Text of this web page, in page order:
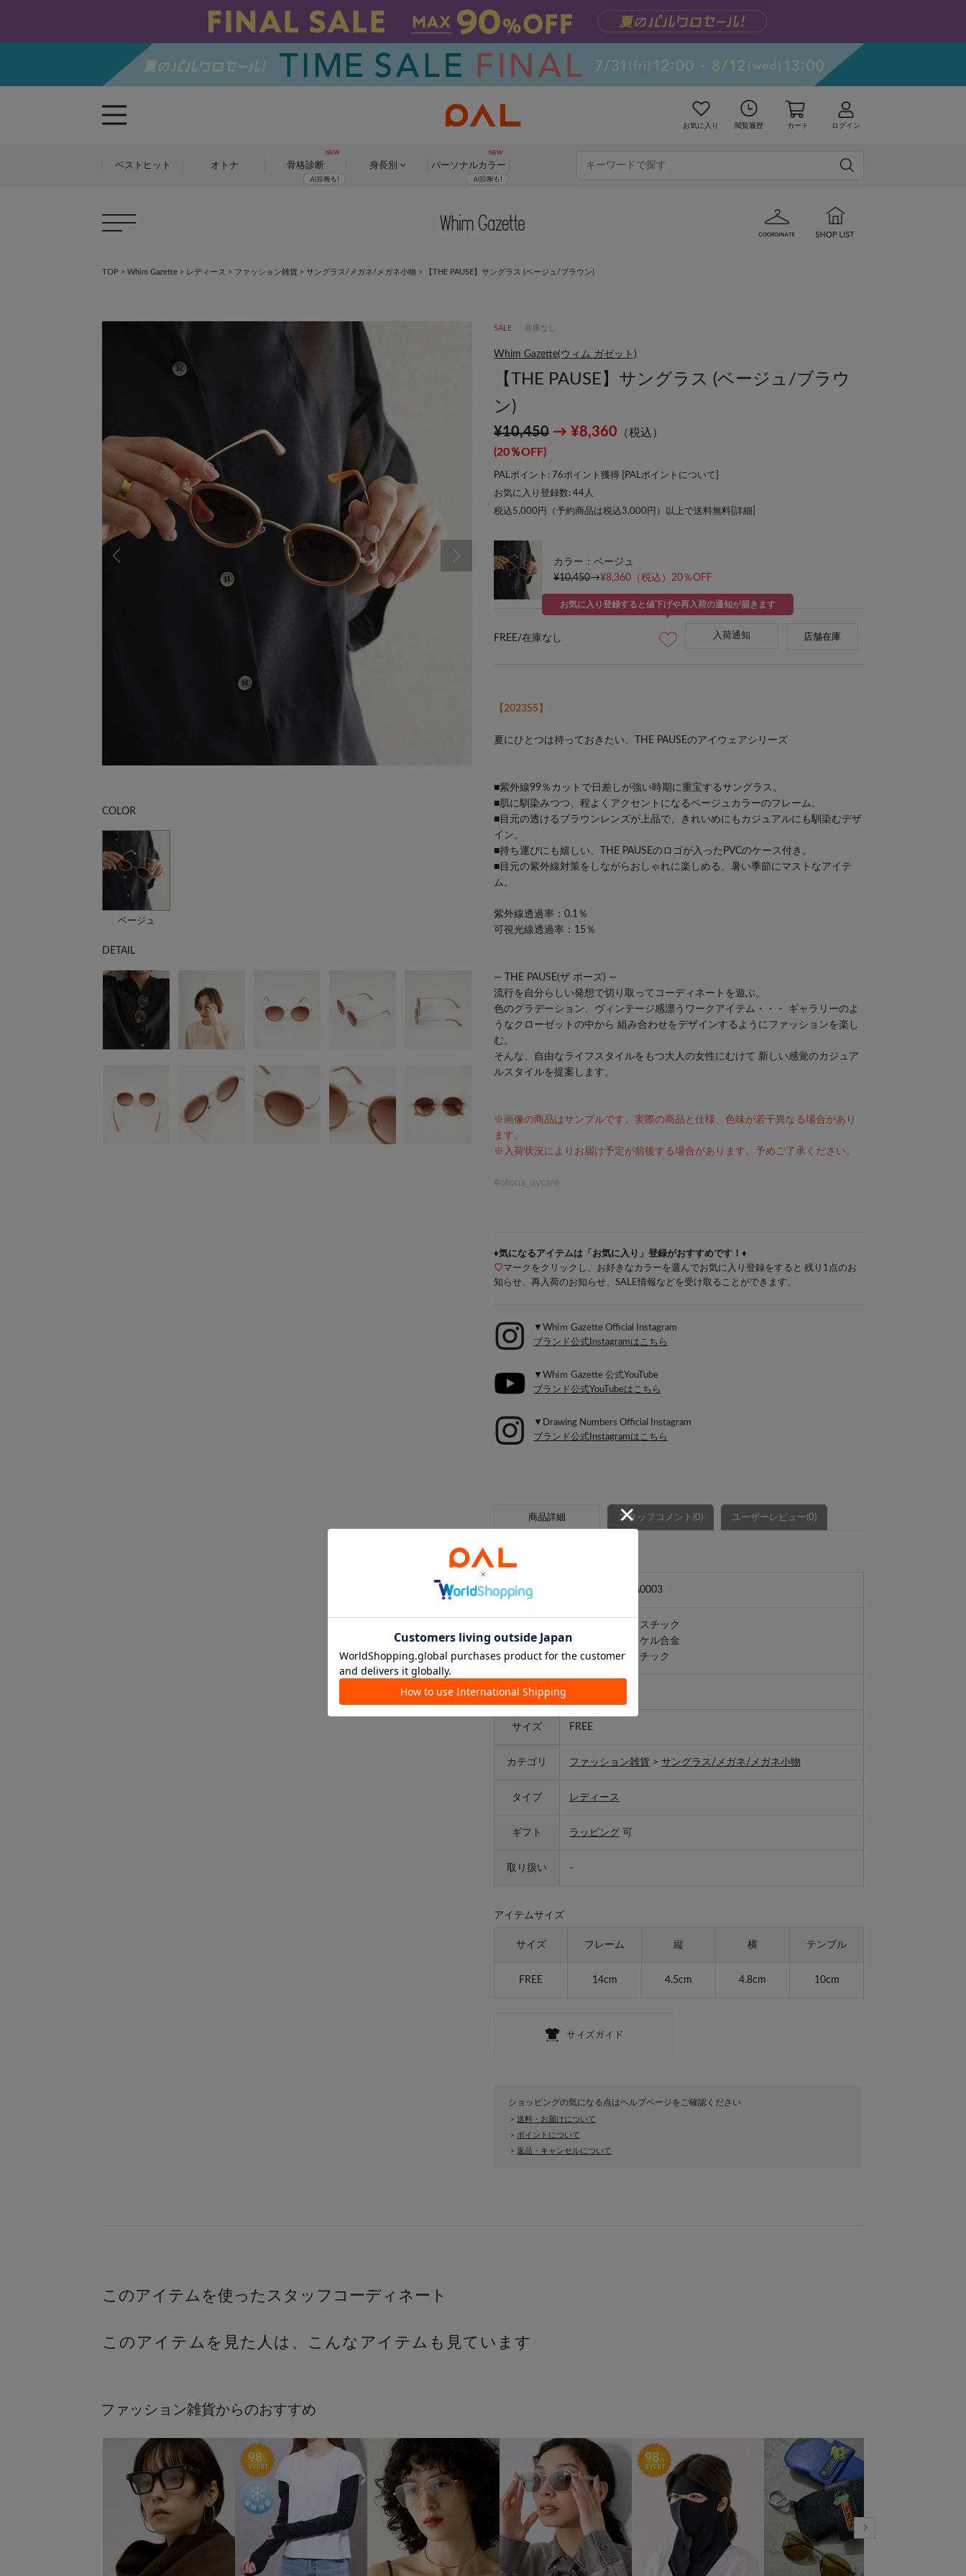
お気に入り 閲覧履歴 カート ログイン
ベストヒット オトナ 骨格診断 身長別 パーソナルカラー
TOP > Whim Gazette > レディース > ファッション雑貨 > サングラス/メガネ/メガネ小物 > 【THE PAUSE】サングラス (ベージュ/ブラウン)
COLOR
ベージュ
DETAIL
SALE 在庫なし
Whim Gazette(ウィム ガゼット)
【THE PAUSE】サングラス (ベージュ/ブラウ
ン)
¥10,450 → ¥8,360 （税込）
(20％OFF)
PALポイント: 76ポイント獲得 [ PALポイントについて
お気に入り登録数: 44 人
税込5,000円（予約商品は税込3,000円）以上で送料無料[ 詳細
カラー：ベージュ
¥10,450→¥8,360 （税込）20％OFF
FREE/在庫なし
お気に入り登録すると値下げや再入荷の通知が届きます
入荷通知 店舗在庫
【2023SS】
夏にひとつは持っておきたい、THE PAUSEのアイウェアシリーズ
■紫外線99％カットで日差しが強い時期に重宝するサングラス。
■肌に馴染みつつ、程よくアクセントになるベージュカラーのフレーム。
■目元の透けるブラウンレンズが上品で、きれいめにもカジュアルにも馴染むデザ
イン。
■持ち運びにも嬉しい、THE PAUSEのロゴが入ったPVCのケース付き。
■目元の紫外線対策をしながらおしゃれに楽しめる、暑い季節にマストなアイテ
ム。
紫外線透過率：0.1％
可視光線透過率：15％
― THE PAUSE(ザ ポーズ) ―
流行を自分らしい発想で切り取ってコーディネートを遊ぶ。
色のグラデーション、ヴィンテージ感漂うワークアイテム・・・ ギャラリーのよ
うなクローゼットの中から 組み合わせをデザインするようにファッションを楽し
む。
そんな、自由なライフスタイルをもつ大人の女性にむけて 新しい感覚のカジュア
ルスタイルを提案します。
※画像の商品はサンプルです。実際の商品と仕様、色味が若干異なる場合があり
ます。
※入荷状況によりお届け予定が前後する場合があります。予めご了承ください。
#otona_uvcare
♦気になるアイテムは「お気に入り」登録がおすすめです！♦
♡マークをクリックし、お好きなカラーを選んでお気に入り登録をすると 残り1点のお
知らせ、再入荷のお知らせ、SALE情報などを受け取ることができます。
▼Whiｍ Gazette Official Instagram
ブランド公式Instagramはこちら
▼Whiｍ Gazette 公式YouTube
ブランド公式YouTubeはこちら
▼Drawing Numbers Official Instagram
ブランド公式Instagramはこちら
商品詳細 スタッフコメント(0) ユーザーレビュー(0)
アイテム詳細
品番 WGZ1031418A0003
素材
フレーム プラスチック
テンプル ニッケル合金
レンズ プラスチック
原産国
サイズ FREE
カテゴリ ファッション雑貨 > サングラス/メガネ/メガネ小物
タイプ レディース
ギフト ラッピング 可
取り扱い -
アイテムサイズ
サイズ フレーム 縦 横 テンブル
FREE 14cm 4.5cm 4.8cm 10cm
ショッピングの気になる点はヘルプページをご確認ください
> 送料・お届けについて
> ポイントについて
> 返品・キャンセルについて
このアイテムを見た人は、こんなアイテムも見ています
ファッション雑貨からのおすすめ